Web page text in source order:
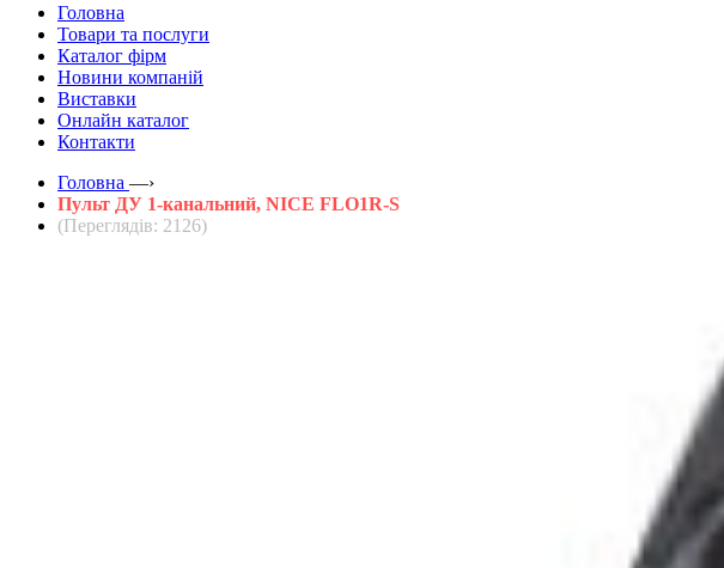
Головна
Товари та послуги
Каталог фірм
Новини компаній
Виставки
Онлайн каталог
Контакти
Головна —›
Пульт ДУ 1-канальний, NICE FLO1R-S
(Переглядів: 2126)